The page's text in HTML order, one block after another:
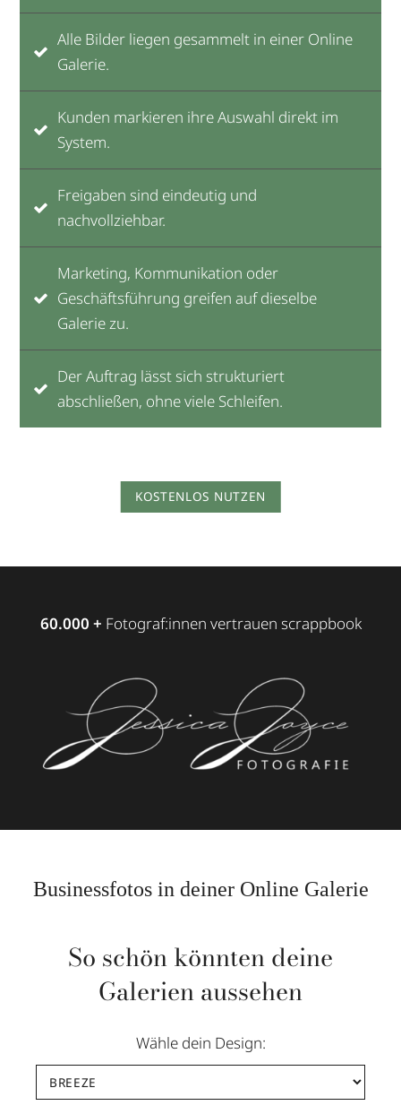
Alle Bilder liegen gesammelt in einer Online
Galerie.
Kunden markieren ihre Auswahl direkt im
System.
Freigaben sind eindeutig und
nachvollziehbar.
Marketing, Kommunikation oder
Geschäftsführung greifen auf dieselbe
Galerie zu.
Der Auftrag lässt sich strukturiert
abschließen, ohne viele Schleifen.
KOSTENLOS NUTZEN
60.000 + Fotograf:innen vertrauen scrappbook
Businessfotos in deiner Online Galerie
So schön könnten deine
Galerien aussehen
Wähle dein Design: